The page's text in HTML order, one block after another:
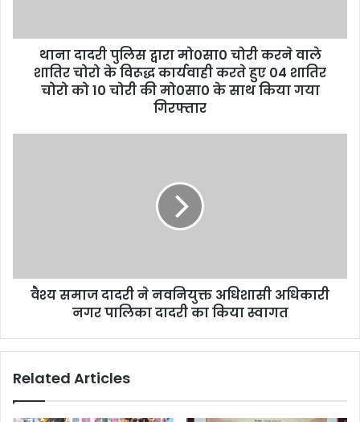
थाना दादरी पुलिस द्वारा मो0सा0 चोरी करने वाले
शातिर चोरो के विरूद्ध कार्यवाही करते हुए 04 शातिर
चोरो को 10 चोरी की मो0सा0 के साथ किया गया
गिरफ्तार
वैश्य समाज दादरी ने नवनियुक्त अधिशासी अधिकारी
नगर पालिका दादरी का किया स्वागत
Related Articles